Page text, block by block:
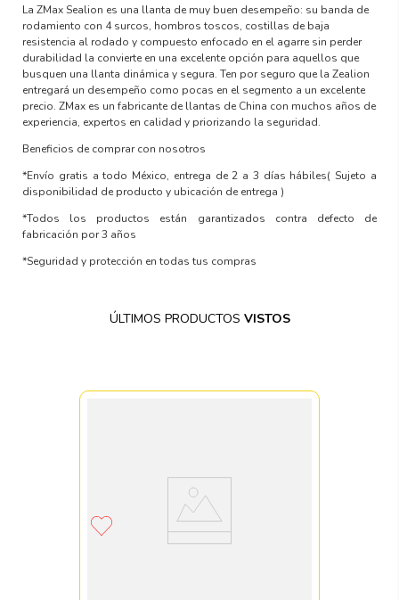
La ZMax Sealion es una llanta de muy buen desempeño: su banda de
rodamiento con 4 surcos, hombros toscos, costillas de baja
resistencia al rodado y compuesto enfocado en el agarre sin perder
durabilidad la convierte en una excelente opción para aquellos que
busquen una llanta dinámica y segura. Ten por seguro que la Zealion
entregará un desempeño como pocas en el segmento a un excelente
precio. ZMax es un fabricante de llantas de China con muchos años de
experiencia, expertos en calidad y priorizando la seguridad.
Beneficios de comprar con nosotros
*Envío gratis a todo México, entrega de 2 a 3 días hábiles( Sujeto a
disponibilidad de producto y ubicación de entrega )
*Todos los productos están garantizados contra defecto de
fabricación por 3 años
*Seguridad y protección en todas tus compras
ÚLTIMOS PRODUCTOS VISTOS